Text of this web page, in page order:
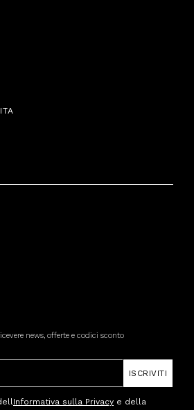
news, offerte e codici sconto
ISCRIVITI
Informativa sulla Privacy e della